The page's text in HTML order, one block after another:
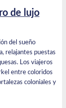
de lujo
del sueño
relajantes puestas
Los viajeros
entre coloridos
coloniales y